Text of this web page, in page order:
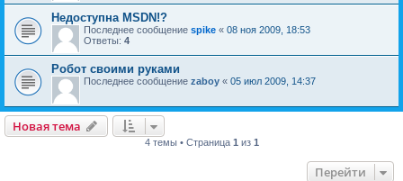
Недоступна MSDN!?
Последнее сообщение spike « 08 ноя 2009, 18:53
Ответы: 4
Робот своими руками
Последнее сообщение zaboy « 05 июл 2009, 14:37
Новая тема
4 темы • Страница 1 из 1
Перейти